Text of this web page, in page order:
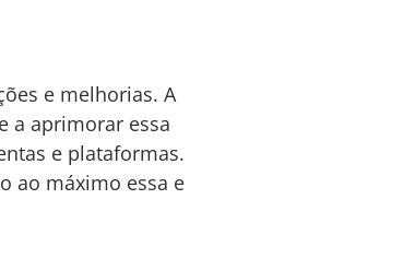
e melhorias. A
a aprimorar essa
e plataformas.
ao máximo essa e